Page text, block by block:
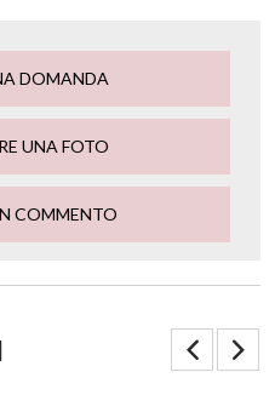
DOMANDA
UNA FOTO
COMMENTO